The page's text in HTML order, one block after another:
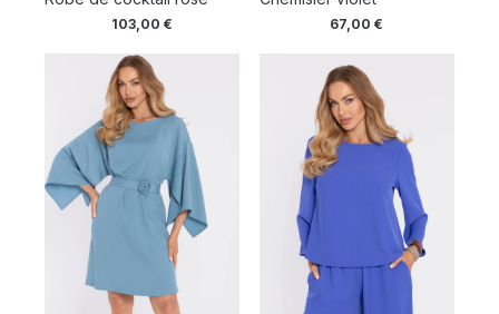
103,00€ 67,00€